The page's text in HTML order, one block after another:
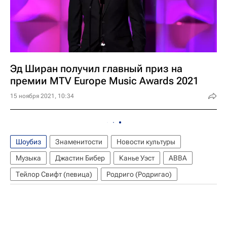
Эд Ширан получил главный приз на
премии MTV Europe Music Awards 2021
15 ноября 2021, 10:34
Шоубиз Знаменитости
Новости культуры
Музыка
Джастин Бибер Канье Уэст
ABBA
Тейлор Свифт (певица)
Родриго (Родригао)